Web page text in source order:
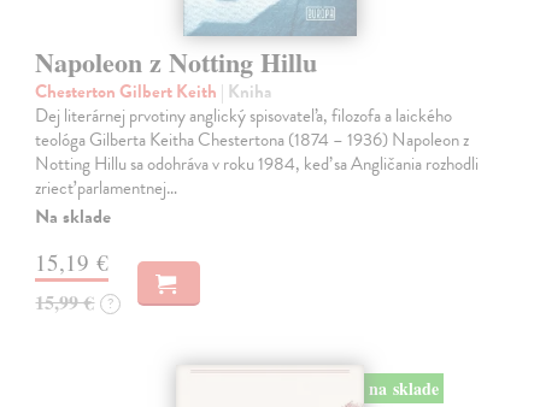
Napoleon z Notting Hillu
Chesterton Gilbert Keith | Kniha
Dej literárnej prvotiny anglický spisovateľa, filozofa a laického
teológa Gilberta Keitha Chestertona (1874 – 1936) Napoleon z
Notting Hillu sa odohráva v roku 1984, keď sa Angličania rozhodli
zriecť parlamentnej…
Na sklade
15,19 €
15,99 € ?
na sklade